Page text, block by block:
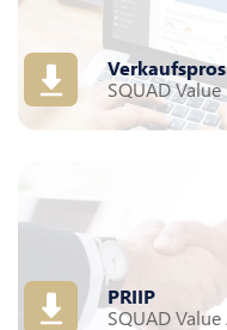
SQUAD Value
PRIIP
SQUAD Value